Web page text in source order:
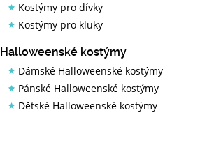
Kostýmy pro dívky
Kostýmy pro kluky
Halloweenské kostýmy
Dámské Halloweenské kostýmy
Pánské Halloweenské kostýmy
Dětské Halloweenské kostýmy